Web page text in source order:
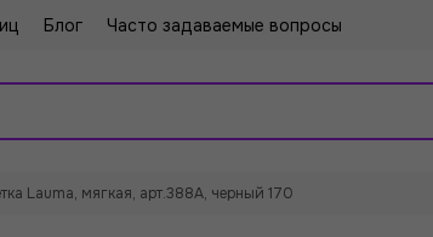
Блог Часто задаваемые вопросы
Lauma, мягкая, арт.388А, черный 170